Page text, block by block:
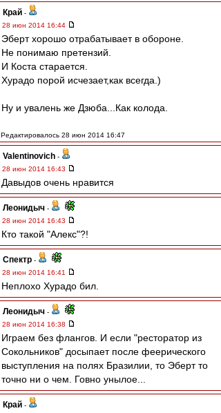
Край -
28 июн 2014 16:44
Эберт хорошо отрабатывает в обороне.
Не понимаю претензий.
И Коста старается.
Хурадо порой исчезает,как всегда.)
Ну и увалень же Дзюба...Как колода.
Редактировалось 28 июн 2014 16:47
Valentinovich -
28 июн 2014 16:43
Давыдов очень нравится
Леонидыч -
28 июн 2014 16:43
Кто такой "Алекс"?!
Спектр -
28 июн 2014 16:41
Неплохо Хурадо бил.
Леонидыч -
28 июн 2014 16:38
Играем без флангов. И если "ресторатор из
Сокольников" досыпает после феерического
выступления на полях Бразилии, то Эберт то
точно ни о чем. Говно унылое...
Край -